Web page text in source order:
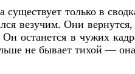
существует только в
везучим. Они
останется в чужих
не бывает тихой —